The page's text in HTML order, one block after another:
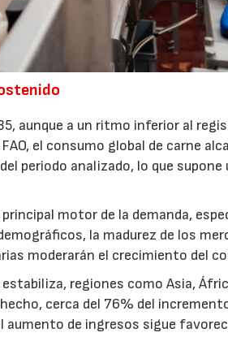
aunque a un ritmo inferior al
el consumo global de carne
periodo analizado, lo que
motor de la demanda,
la madurez de los
moderarán el crecimiento del
regiones como Asia,
cerca del 76% del
aumento de ingresos sigue